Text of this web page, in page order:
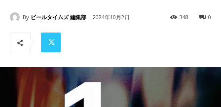
By ビールタイムズ 編集部 2024年10月2日 0
348